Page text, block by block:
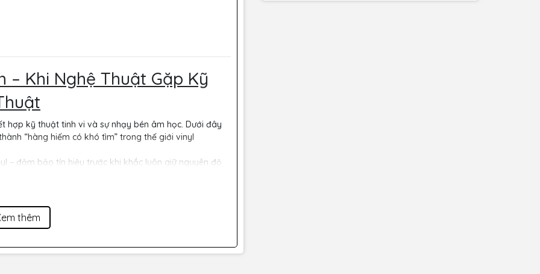
– Khi Nghệ Thuật Gặp Kỹ
hợp kỹ thuật tinh vi và sự nhạy bén âm học. Dưới đây
“hàng hiếm có khó tìm” trong thế giới vinyl
– đảm bảo tín hiệu trước khi khắc luôn giữ nguyên độ
thêm